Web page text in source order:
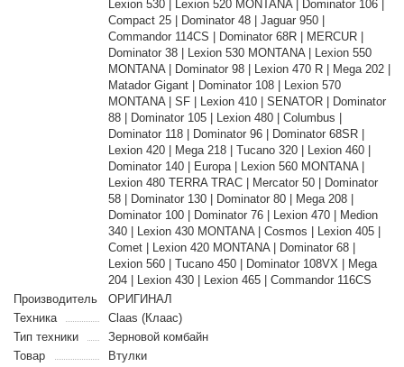
Lexion 530 | Lexion 520 MONTANA | Dominator 106 |
Compact 25 | Dominator 48 | Jaguar 950 |
Commandor 114CS | Dominator 68R | MERCUR |
Dominator 38 | Lexion 530 MONTANA | Lexion 550
MONTANA | Dominator 98 | Lexion 470 R | Mega 202 |
Matador Gigant | Dominator 108 | Lexion 570
MONTANA | SF | Lexion 410 | SENATOR | Dominator
88 | Dominator 105 | Lexion 480 | Columbus |
Dominator 118 | Dominator 96 | Dominator 68SR |
Lexion 420 | Mega 218 | Tucano 320 | Lexion 460 |
Dominator 140 | Europa | Lexion 560 MONTANA |
Lexion 480 TERRA TRAC | Mercator 50 | Dominator
58 | Dominator 130 | Dominator 80 | Mega 208 |
Dominator 100 | Dominator 76 | Lexion 470 | Medion
340 | Lexion 430 MONTANA | Cosmos | Lexion 405 |
Comet | Lexion 420 MONTANA | Dominator 68 |
Lexion 560 | Tucano 450 | Dominator 108VX | Mega
204 | Lexion 430 | Lexion 465 | Commandor 116CS
Производитель
ОРИГИНАЛ
Техника
Claas (Клаас)
Тип техники
Зерновой комбайн
Товар
Втулки